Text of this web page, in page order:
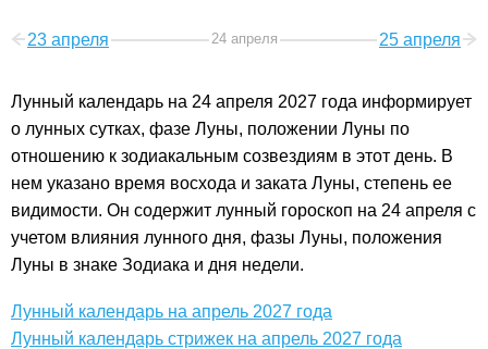
23 апреля 24 апреля 25 апреля
Лунный календарь на 24 апреля 2027 года информирует
о лунных сутках, фазе Луны, положении Луны по
отношению к зодиакальным созвездиям в этот день. В
нем указано время восхода и заката Луны, степень ее
видимости. Он содержит лунный гороскоп на 24 апреля с
учетом влияния лунного дня, фазы Луны, положения
Луны в знаке Зодиака и дня недели.
Лунный календарь на апрель 2027 года
Лунный календарь стрижек на апрель 2027 года